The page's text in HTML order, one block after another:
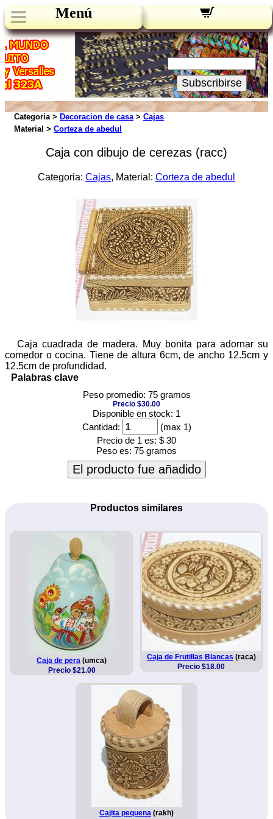
Menú
Novedades:
Su Email:
Subscribirse
Categoria > Decoracion de casa> Cajas
Material > Corteza de abedul
Caja con dibujo de cerezas (racc)
Categoria: Cajas, Material: Corteza de abedul
Caja cuadrada de madera. Muy bonita para adornar su
comedor o cocina. Tiene de altura 6cm, de ancho 12.5cm y
12.5cm de profundidad.
Palabras clave
Peso promedio: 75 gramos
Precio $30.00
Disponible en stock: 1
Cantidad:
(max 1)
Precio de 1 es: $ 30
Peso es: 75 gramos
El producto fue añadido
Productos similares
Caja de pera (umca)
Precio $21.00
Caja de Frutillas Blancas (raca)
Precio $18.00
Cajita pequena (rakh)